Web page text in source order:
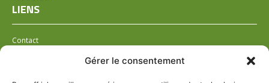
Gérer le consentement
LIENS
Contact